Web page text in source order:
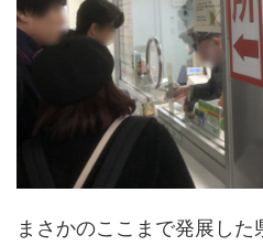
まさかのここまで発展し